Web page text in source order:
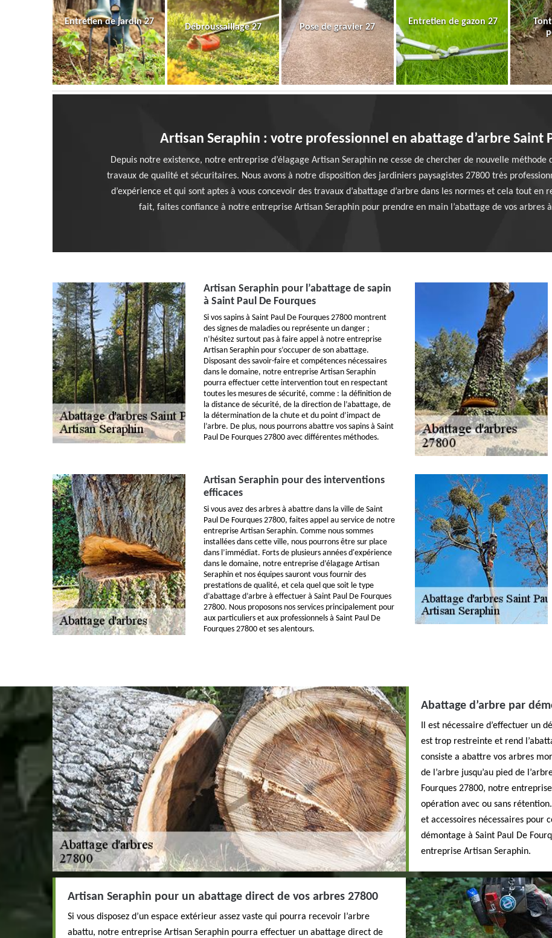
Entretien de jardin 27
Débroussaillage 27 Pose de gravier 27
Entretien de gazon 27
Artisan Seraphin : votre professionnel en abattage d’arbre Saint
Depuis notre existence, notre entreprise d’élagage Artisan Seraphin ne cesse de chercher de nouvelle
travaux de qualité et sécuritaires. Nous avons à notre disposition des jardiniers paysagistes 27800 très
d’expérience et qui sont aptes à vous concevoir des travaux d’abattage d’arbre dans les normes et cela tout en
fait, faites confiance à notre entreprise Artisan Seraphin pour prendre en main l’abattage de vos arbres
Artisan Seraphin pour l’abattage de sapin
à Saint Paul De Fourques
Si vos sapins à Saint Paul De Fourques 27800 montrent
des signes de maladies ou représente un danger ;
n’hésitez surtout pas à faire appel à notre entreprise
Artisan Seraphin pour s’occuper de son abattage.
Disposant des savoir-faire et compétences nécessaires
dans le domaine, notre entreprise Artisan Seraphin
pourra effectuer cette intervention tout en respectant
toutes les mesures de sécurité, comme : la définition de
la distance de sécurité, de la direction de l’abattage, de
la détermination de la chute et du point d’impact de
l’arbre. De plus, nous pourrons abattre vos sapins à Saint
Paul De Fourques 27800 avec différentes méthodes.
Artisan Seraphin pour des interventions
efficaces
Si vous avez des arbres à abattre dans la ville de Saint
Paul De Fourques 27800, faites appel au service de notre
entreprise Artisan Seraphin. Comme nous sommes
installées dans cette ville, nous pourrons être sur place
dans l’immédiat. Forts de plusieurs années d'expérience
dans le domaine, notre entreprise d’élagage Artisan
Seraphin et nos équipes sauront vous fournir des
prestations de qualité, et cela quel que soit le type
d’abattage d’arbre à effectuer à Saint Paul De Fourques
27800. Nous proposons nos services principalement pour
aux particuliers et aux professionnels à Saint Paul De
Fourques 27800 et ses alentours.
Abattage d’arbre par
Il est nécessaire d’effectuer un
est trop restreinte et rend
consiste a abattre vos arbres
de l’arbre jusqu’au pied de
Fourques 27800, notre
opération avec ou sans
et accessoires nécessaires pour
démontage à Saint Paul De
entreprise Artisan Seraphin.
Artisan Seraphin pour un abattage direct de vos arbres 27800
Si vous disposez d’un espace extérieur assez vaste qui pourra recevoir l’arbre
abattu, notre entreprise Artisan Seraphin pourra effectuer un abattage direct de